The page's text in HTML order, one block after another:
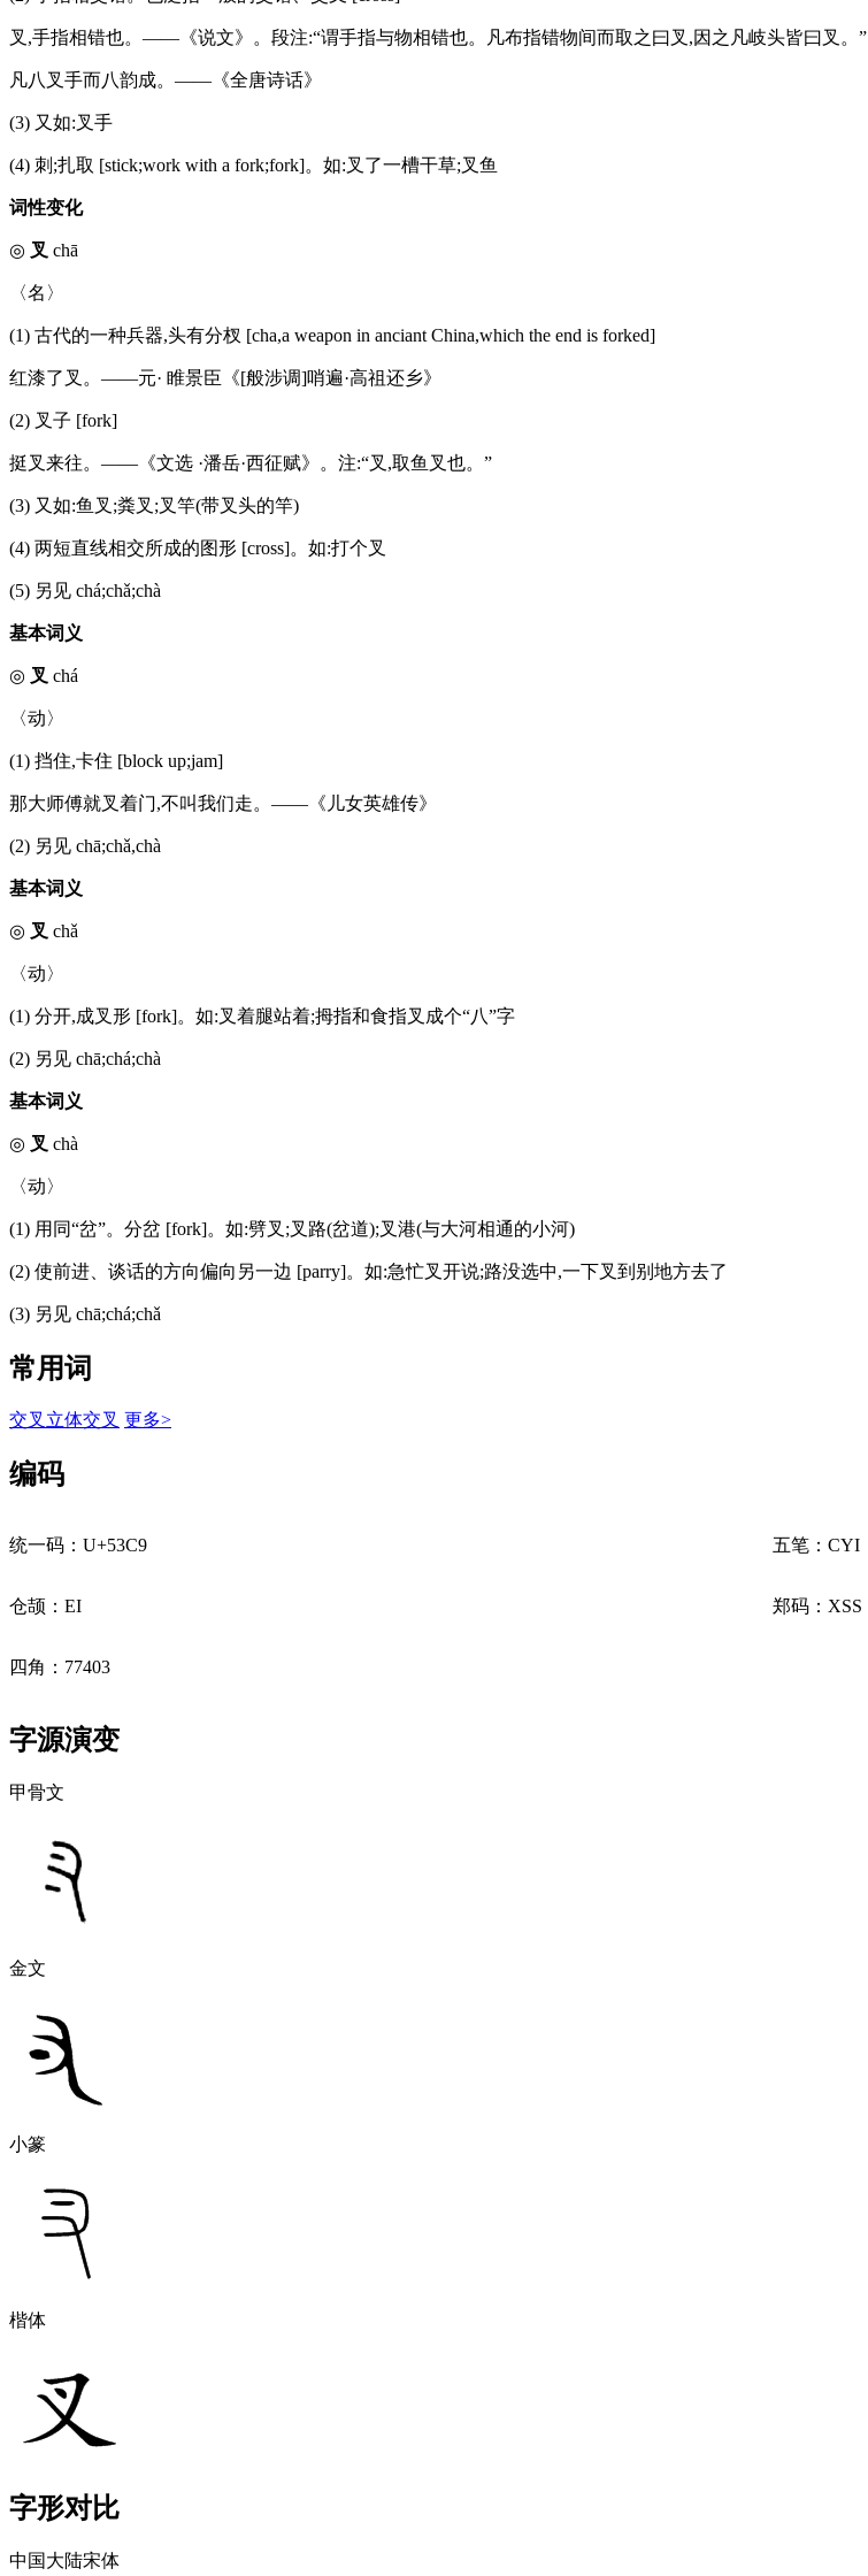
叉,手指相错也。——《说文》。段注:“谓手指与物相错也。凡布指错物间而取之曰叉,因之凡岐头皆曰叉。”
凡八叉手而八韵成。——《全唐诗话》
(3) 又如:叉手
(4) 刺;扎取 [stick;work with a fork;fork]。如:叉了一槽干草;叉鱼
词性变化
◎ 叉 chā
〈名〉
(1) 古代的一种兵器,头有分杈 [cha,a weapon in anciant China,which the end is forked]
红漆了叉。——元· 睢景臣《[般涉调]哨遍·高祖还乡》
(2) 叉子 [fork]
挺叉来往。——《文选 ·潘岳·西征赋》。注:“叉,取鱼叉也。”
(3) 又如:鱼叉;粪叉;叉竿(带叉头的竿)
(4) 两短直线相交所成的图形 [cross]。如:打个叉
(5) 另见 chá;chǎ;chà
基本词义
◎ 叉 chá
〈动〉
(1) 挡住,卡住 [block up;jam]
那大师傅就叉着门,不叫我们走。——《儿女英雄传》
(2) 另见 chā;chǎ,chà
基本词义
◎ 叉 chǎ
〈动〉
(1) 分开,成叉形 [fork]。如:叉着腿站着;拇指和食指叉成个“八”字
(2) 另见 chā;chá;chà
基本词义
◎ 叉 chà
〈动〉
(1) 用同“岔”。分岔 [fork]。如:劈叉;叉路(岔道);叉港(与大河相通的小河)
(2) 使前进、谈话的方向偏向另一边 [parry]。如:急忙叉开说;路没选中,一下叉到别地方去了
(3) 另见 chā;chá;chǎ
常用词
交叉 立体交叉 更多>
编码
统一码：U+53C9 五笔：CYI
仓颉：EI 郑码：XSS
四角：77403
字源演变
甲骨文
金文
小篆
楷体
字形对比
中国大陆宋体